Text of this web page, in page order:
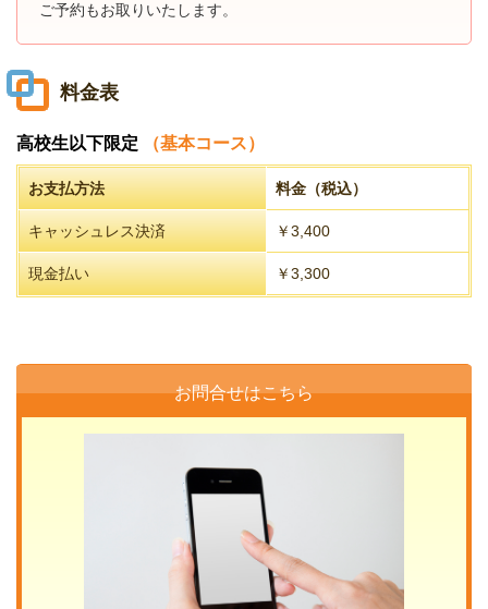
ご予約もお取りいたします。
料金表
高校生以下限定 （基本コース）
お支払方法 料金（税込）
キャッシュレス決済 ￥3,400
現金払い ￥3,300
お問合せはこちら